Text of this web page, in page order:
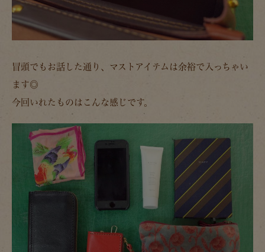
冒頭でもお話した通り、マストアイテムは余裕で入っちゃい
ます◎
今回いれたものはこんな感じです。